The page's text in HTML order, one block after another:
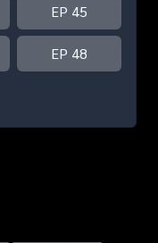
EP 45
EP 48